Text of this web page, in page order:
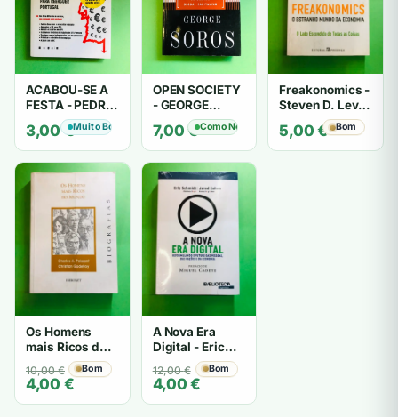
ACABOU-SE A
FESTA - PEDRO
COSME VIEIRA
3,00€Muito Bom
OPEN SOCIETY
- GEORGE
SOROS
7,00€Como Novo
Freakonomics -
Steven D. Levitt
e Stephen J.
Dubner
5,00€ Bom
Os Homens
mais Ricos do
Mundo -
Charles A.
Poissant,
Christian
10,00€
O
preço
original
4,00 €
O
preço
atual
Bom
A Nova Era
Digital - Eric
Schmidt, Jared
Cohen
12,00€
O
preço
original
4,00€
O
preço
atual
Bom